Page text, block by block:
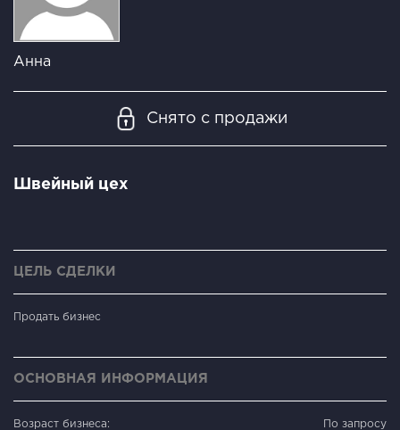
Анна
Снято с продажи
Швейный цех
ЦЕЛЬ СДЕЛКИ
Продать бизнес
ОСНОВНАЯ ИНФОРМАЦИЯ
Возраст бизнеса: По запросу